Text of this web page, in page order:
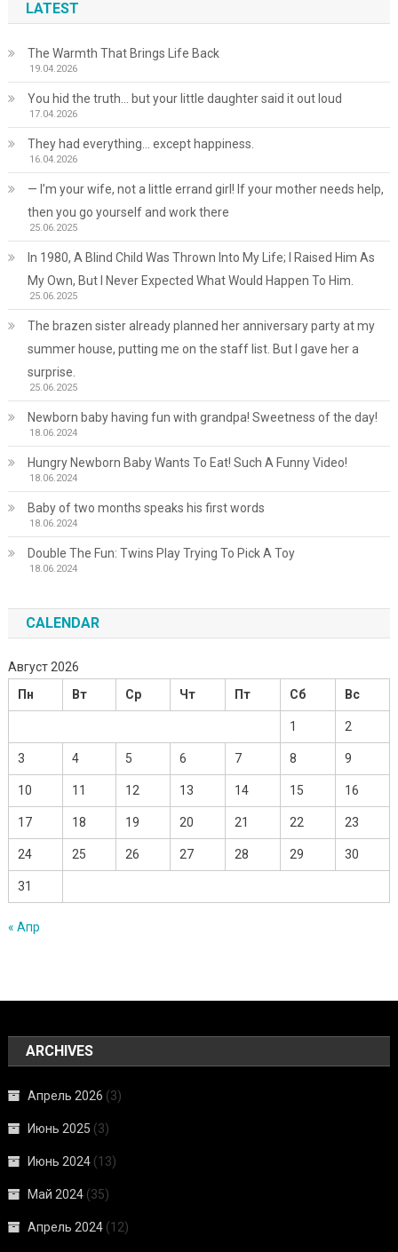
LATEST
The Warmth That Brings Life Back
19.04.2026
You hid the truth… but your little daughter said it out loud
17.04.2026
They had everything… except happiness.
16.04.2026
— I’m your wife, not a little errand girl! If your mother needs help,
then you go yourself and work there
25.06.2025
In 1980, A Blind Child Was Thrown Into My Life; I Raised Him As
My Own, But I Never Expected What Would Happen To Him.
25.06.2025
The brazen sister already planned her anniversary party at my
summer house, putting me on the staff list. But I gave her a
surprise.
25.06.2025
Newborn baby having fun with grandpa! Sweetness of the day!
18.06.2024
Hungry Newborn Baby Wants To Eat! Such A Funny Video!
18.06.2024
Baby of two months speaks his first words
18.06.2024
Double The Fun: Twins Play Trying To Pick A Toy
18.06.2024
CALENDAR
Август 2026
Пн
Вт Ср Чт Пт Сб Вс
1 2
3 4 5 6 7 8 9
10 11 12 13 14 15 16
17 18 19 20 21 22 23
24 25 26 27 28 29 30
31
« Апр
ARCHIVES
Апрель 2026 (3)
Июнь 2025 (3)
Июнь 2024 (13)
Май 2024 (35)
Апрель 2024 (12)